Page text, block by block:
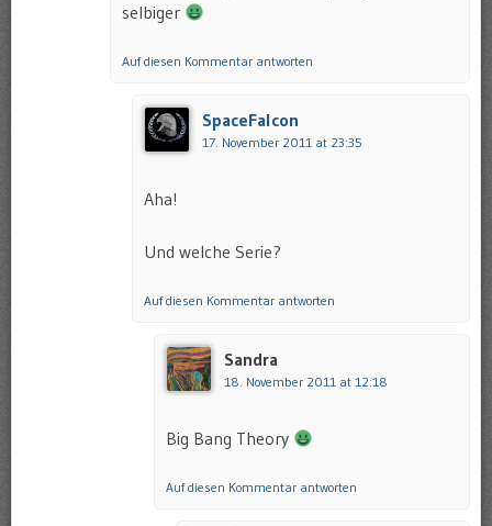
selbiger
Auf diesen Kommentar antworten
SpaceFalcon
17. November 2011 at 23:35
Aha!
Und welche Serie?
Auf diesen Kommentar antworten
Sandra
18. November 2011 at 12:18
Big Bang Theory
Auf diesen Kommentar antworten